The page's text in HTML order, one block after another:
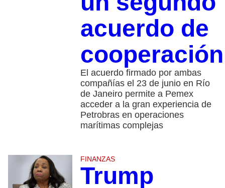
acuerdo de
cooperación
El acuerdo firmado por ambas
compañías el 23 de junio en Río
de Janeiro permite a Pemex
acceder a la gran experiencia de
Petrobras en operaciones
marítimas complejas
FINANZAS
Trump